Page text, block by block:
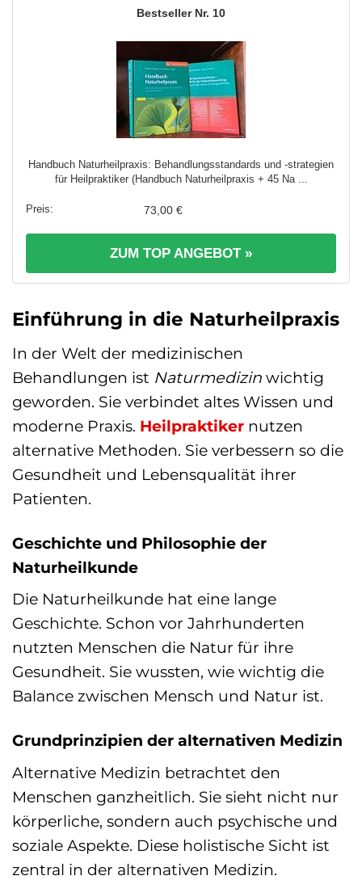
10
Handbuch Naturheilpraxis: Behandlungsstandards und -strategien
für Heilpraktiker (Handbuch Naturheilpraxis + 45 Na ...
73,00 €
ZUM TOP ANGEBOT »
Einführung in die Naturheilpraxis
In der Welt der medizinischen
Behandlungen ist Naturmedizin wichtig
geworden. Sie verbindet altes Wissen und
moderne Praxis. Heilpraktiker nutzen
alternative Methoden. Sie verbessern so die
Gesundheit und Lebensqualität ihrer
Patienten.
Geschichte und Philosophie der
Naturheilkunde
Die Naturheilkunde hat eine lange
Geschichte. Schon vor Jahrhunderten
nutzten Menschen die Natur für ihre
Gesundheit. Sie wussten, wie wichtig die
Balance zwischen Mensch und Natur ist.
Grundprinzipien der alternativen Medizin
Alternative Medizin betrachtet den
Menschen ganzheitlich. Sie sieht nicht nur
körperliche, sondern auch psychische und
soziale Aspekte. Diese holistische Sicht ist
zentral in der alternativen Medizin.